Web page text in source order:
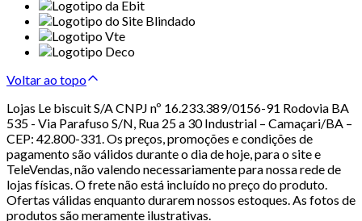
Voltar ao topo
Lojas Le biscuit S/A CNPJ nº 16.233.389/0156-91 Rodovia BA
535 - Via Parafuso S/N, Rua 25 a 30 Industrial – Camaçari/BA –
CEP: 42.800-331. Os preços, promoções e condições de
pagamento são válidos durante o dia de hoje, para o site e
TeleVendas, não valendo necessariamente para nossa rede de
lojas físicas. O frete não está incluído no preço do produto.
Ofertas válidas enquanto durarem nossos estoques. As fotos de
produtos são meramente ilustrativas.